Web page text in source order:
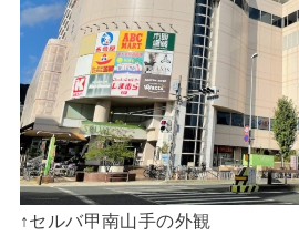
↑セルバ甲南山手の外観